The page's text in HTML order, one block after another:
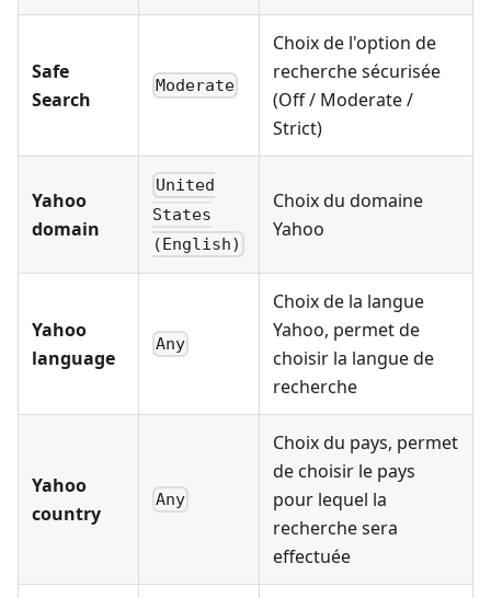
Safe
Search
Moderate
Choix de l'option de
recherche sécurisée
(Off / Moderate /
Strict)
Yahoo
domain
United
States
(English)
Choix du domaine
Yahoo
Yahoo
language
Any
Choix de la langue
Yahoo, permet de
choisir la langue de
recherche
Yahoo
country
Any
Choix du pays, permet
de choisir le pays
pour lequel la
recherche sera
effectuée